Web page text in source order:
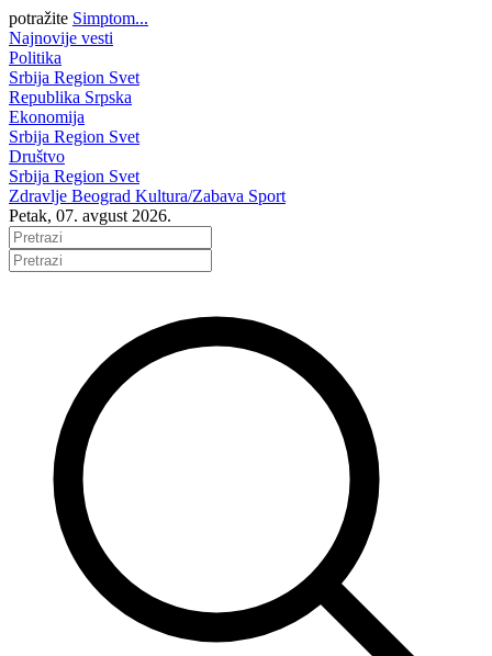
potražite Simptom...
Najnovije vesti
Politika
Srbija Region Svet
Republika Srpska
Ekonomija
Srbija Region Svet
Društvo
Srbija Region Svet
Zdravlje Beograd Kultura/Zabava Sport
Petak, 07. avgust 2026.